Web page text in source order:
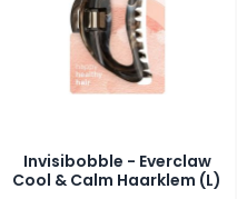
Invisibobble - Everclaw
Cool & Calm Haarklem (L)